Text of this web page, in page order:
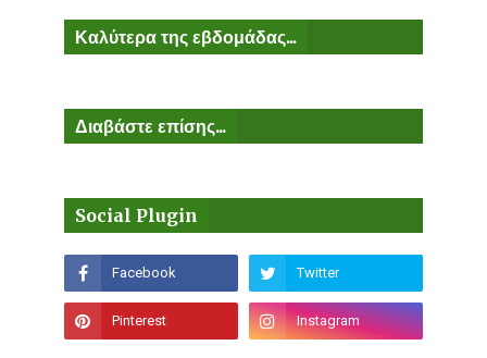
Καλύτερα της εβδομάδας...
Διαβάστε επίσης...
Social Plugin